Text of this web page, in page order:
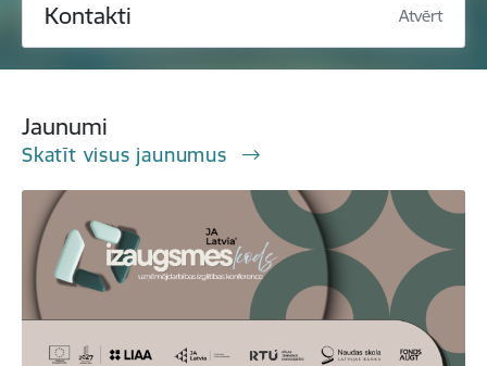
Kontakti Atvērt
Jaunumi
Skatīt visus jaunumus